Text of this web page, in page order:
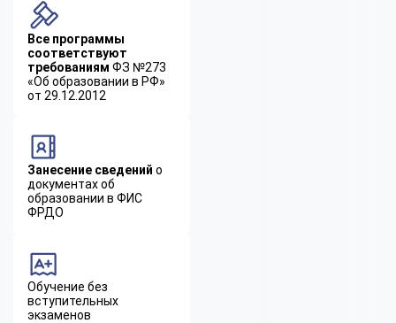
Все программы
соответствуют
требованиям ФЗ №273
«Об образовании в РФ»
от 29.12.2012
Занесение сведений о
документах об
образовании в ФИС
ФРДО
Обучение без
вступительных
экзаменов